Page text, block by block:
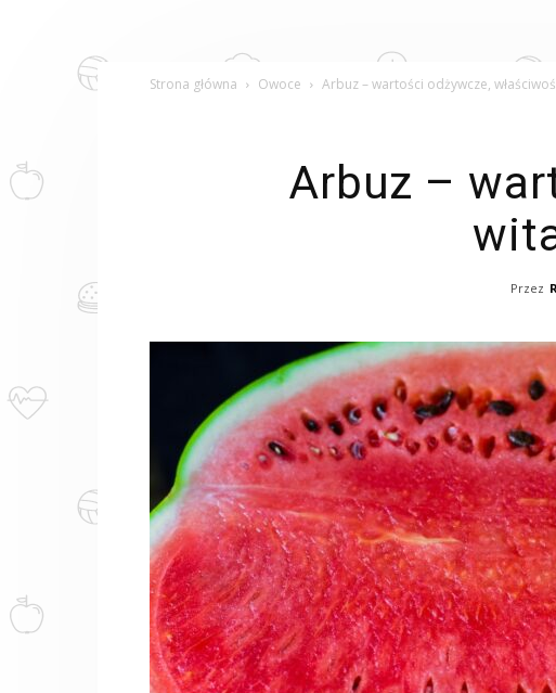
Strona główna Owoce Arbuz – wartości odżywcze,
Arbuz –
Przez